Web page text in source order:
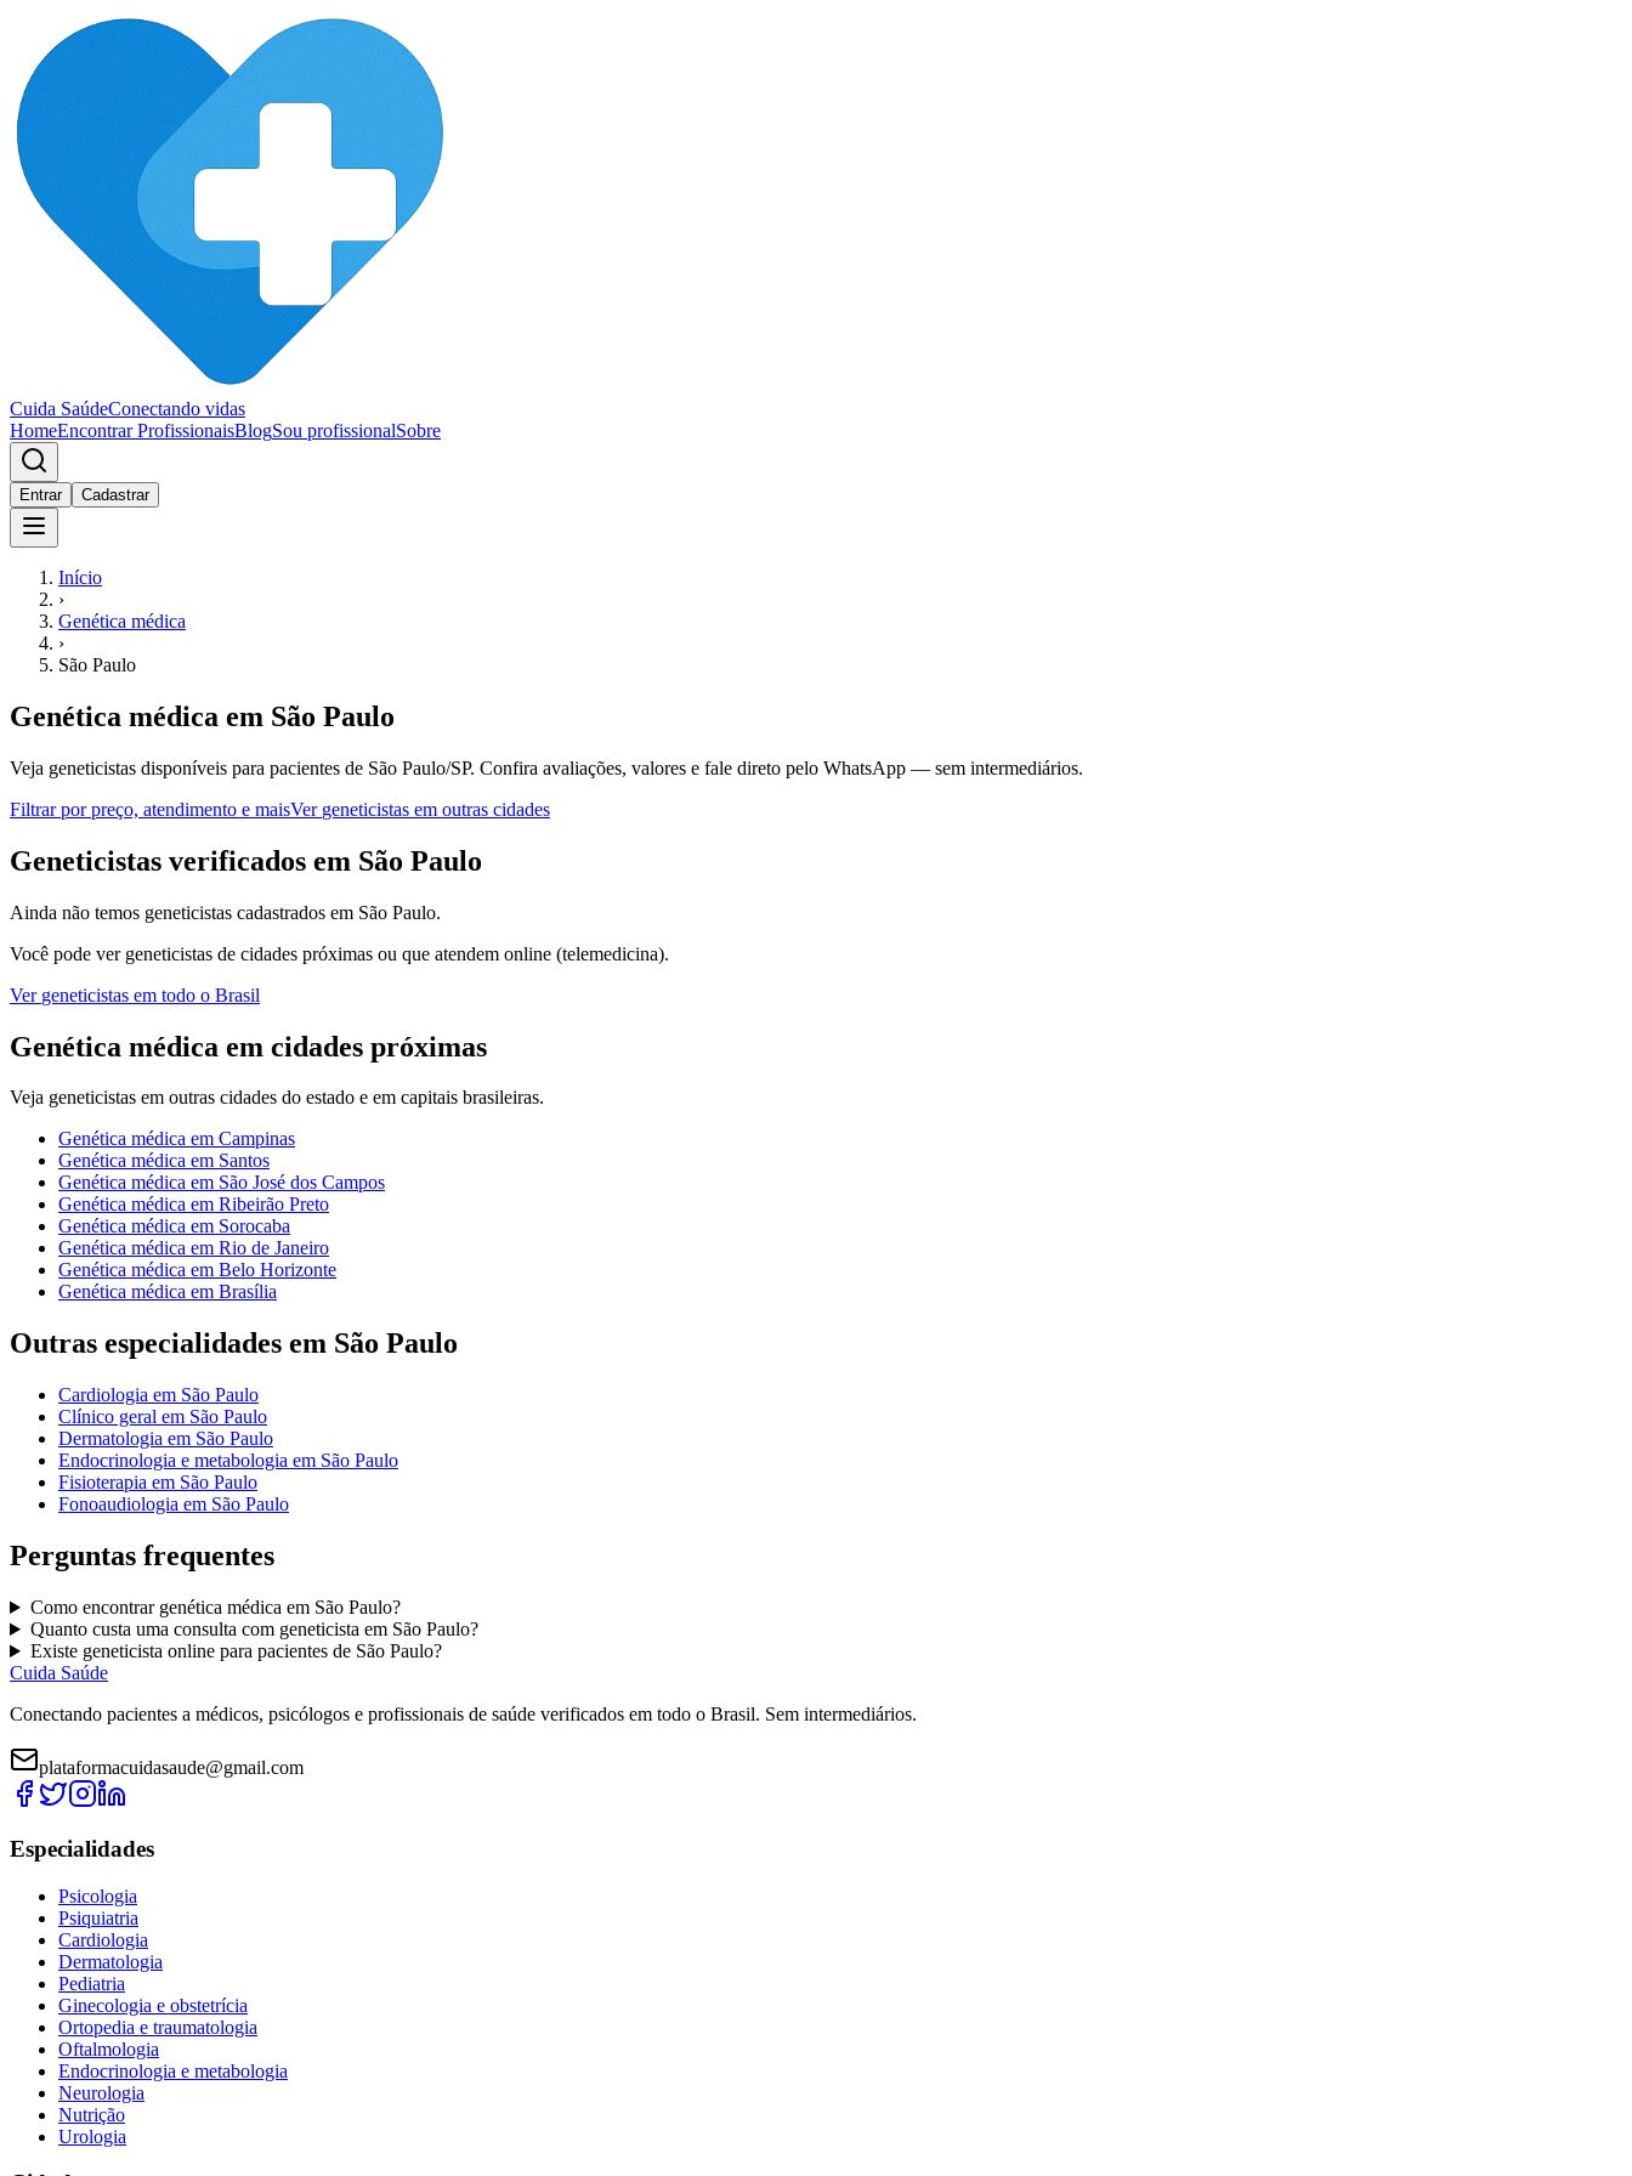
Cuida SaúdeConectando vidas
HomeEncontrar ProfissionaisBlogSou profissionalSobre
Entrar Cadastrar
Início
›
Genética médica
›
São Paulo
Genética médica em São Paulo
Veja geneticistas disponíveis para pacientes de São Paulo/SP. Confira avaliações, valores e fale direto pelo WhatsApp — sem intermediários.
Filtrar por preço, atendimento e maisVer geneticistas em outras cidades
Geneticistas verificados em São Paulo
Ainda não temos geneticistas cadastrados em São Paulo.
Você pode ver geneticistas de cidades próximas ou que atendem online (telemedicina).
Ver geneticistas em todo o Brasil
Genética médica em cidades próximas
Veja geneticistas em outras cidades do estado e em capitais brasileiras.
Genética médica em Campinas
Genética médica em Santos
Genética médica em São José dos Campos
Genética médica em Ribeirão Preto
Genética médica em Sorocaba
Genética médica em Rio de Janeiro
Genética médica em Belo Horizonte
Genética médica em Brasília
Outras especialidades em São Paulo
Cardiologia em São Paulo
Clínico geral em São Paulo
Dermatologia em São Paulo
Endocrinologia e metabologia em São Paulo
Fisioterapia em São Paulo
Fonoaudiologia em São Paulo
Perguntas frequentes
Como encontrar genética médica em São Paulo?
Quanto custa uma consulta com geneticista em São Paulo?
Existe geneticista online para pacientes de São Paulo?
Cuida Saúde
Conectando pacientes a médicos, psicólogos e profissionais de saúde verificados em todo o Brasil. Sem intermediários.
plataformacuidasaude@gmail.com
Especialidades
Psicologia
Psiquiatria
Cardiologia
Dermatologia
Pediatria
Ginecologia e obstetrícia
Ortopedia e traumatologia
Oftalmologia
Endocrinologia e metabologia
Neurologia
Nutrição
Urologia